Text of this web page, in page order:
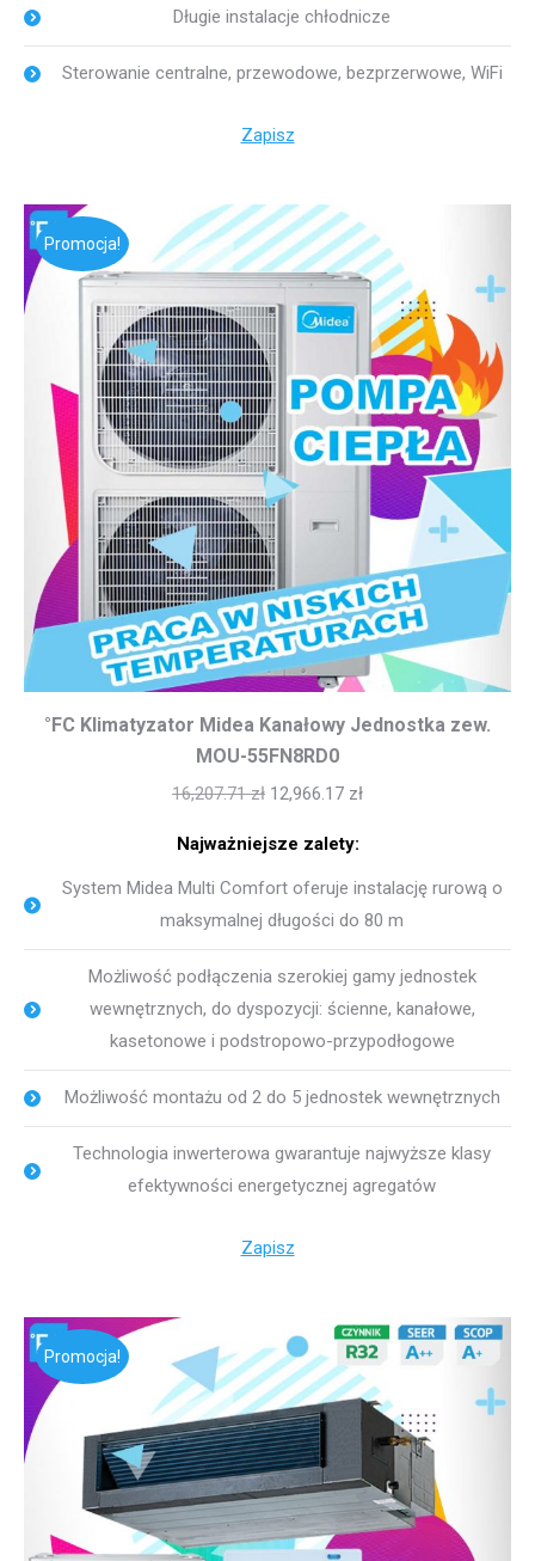
Długie instalacje chłodnicze
Sterowanie centralne, przewodowe, bezprzerwowe, WiFi
Zapisz
Promocja!
°FC Klimatyzator Midea Kanałowy Jednostka zew.
MOU-55FN8RD0
16,207.71zł 12,966.17 zł
Najważniejsze zalety:
System Midea Multi Comfort oferuje instalację rurową o
maksymalnej długości do 80 m
Możliwość podłączenia szerokiej gamy jednostek
wewnętrznych, do dyspozycji: ścienne, kanałowe,
kasetonowe i podstropowo-przypodłogowe
Możliwość montażu od 2 do 5 jednostek wewnętrznych
Technologia inwerterowa gwarantuje najwyższe klasy
efektywności energetycznej agregatów
Zapisz
Promocja!